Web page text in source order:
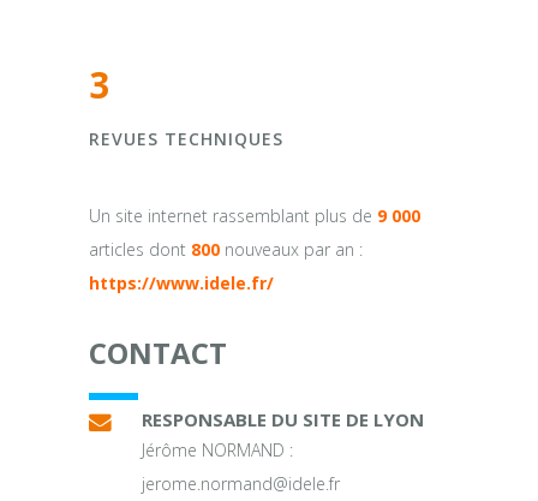
3
REVUES TECHNIQUES
Un site internet rassemblant plus de 9 000
articles dont 800 nouveaux par an :
https://www.idele.fr/
CONTACT
RESPONSABLE DU SITE DE LYON
Jérôme NORMAND :
jerome.normand@idele.fr